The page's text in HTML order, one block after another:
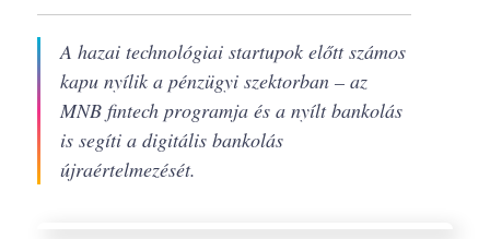
A hazai technológiai startupok előtt számos
kapu nyílik a pénzügyi szektorban – az
MNB fintech programja és a nyílt bankolás
is segíti a digitális bankolás
újraértelmezését.